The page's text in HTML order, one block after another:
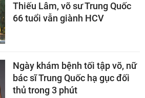
Thiếu Lâm, võ sư Trung Quốc
66 tuổi vẫn giành HCV
Ngày khám bệnh tối tập võ, nữ
bác sĩ Trung Quốc hạ gục đối
thủ trong 3 phút